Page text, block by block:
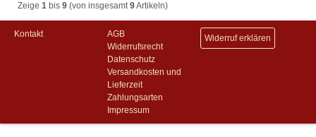
Zeige 1 bis 9 (von insgesamt9Artikeln)
Kontakt
AGB
Widerrufsrecht
Datenschutz
Versandkosten und
Lieferzeit
Zahlungsarten
Impressum
Widerruf erklären